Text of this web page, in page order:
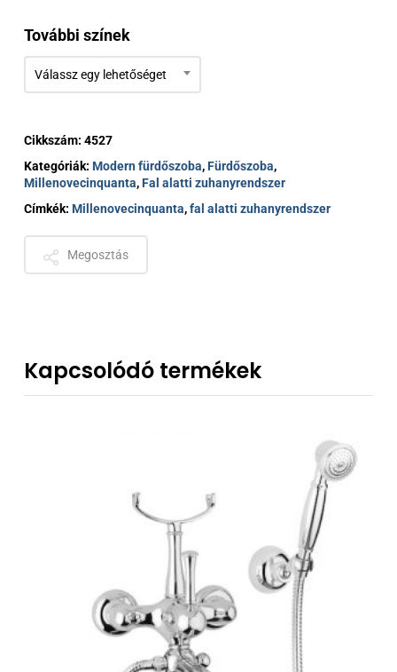
További színek
Válassz egy lehetőséget
Cikkszám: 4527
Kategóriák: Modern fürdőszoba,Fürdőszoba,
Millenovecinquanta,Fal alatti zuhanyrendszer
Címkék: Millenovecinquanta,fal alatti zuhanyrendszer
Megosztás
Kapcsolódó termékek